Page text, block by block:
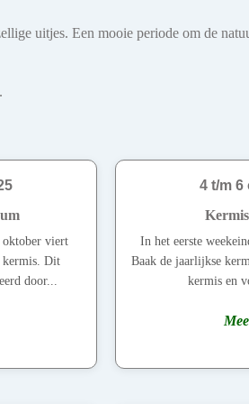
uitjes. Een mooie periode om de
oktober viert
kermis. Dit
door...
4 t/m 6
In het eerste
Baak de jaarlijkse
kermis en